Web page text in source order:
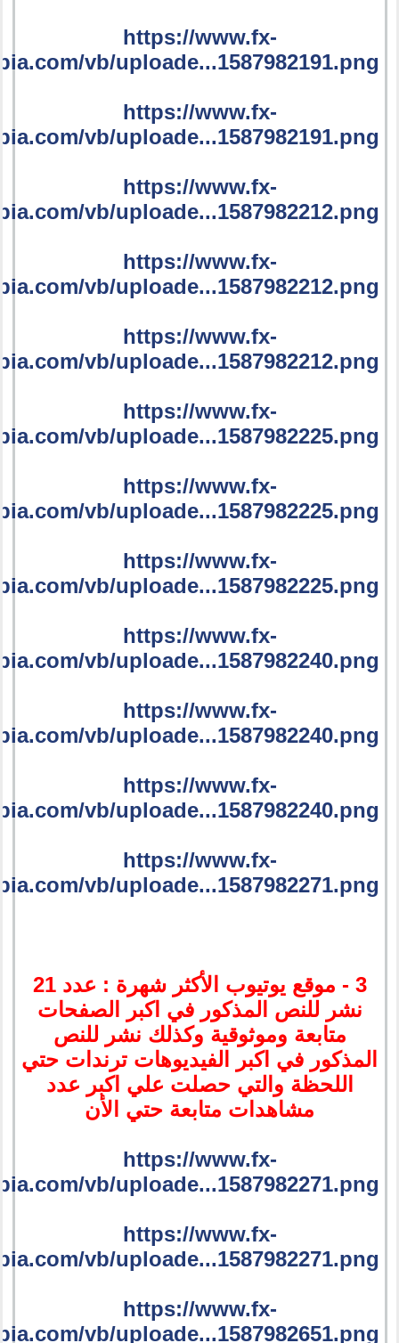
https://www.fx-
vb/uploade...1587982191.png
https://www.fx-
vb/uploade...1587982191.png
https://www.fx-
vb/uploade...1587982212.png
https://www.fx-
vb/uploade...1587982212.png
https://www.fx-
vb/uploade...1587982212.png
https://www.fx-
vb/uploade...1587982225.png
https://www.fx-
vb/uploade...1587982225.png
https://www.fx-
vb/uploade...1587982225.png
https://www.fx-
vb/uploade...1587982240.png
https://www.fx-
vb/uploade...1587982240.png
https://www.fx-
vb/uploade...1587982240.png
https://www.fx-
vb/uploade...1587982271.png
3 - موقع يوتيوب الأكثر شهرة : عدد 21
نشر للنص المذكور في اكبر الصفحات
متابعة وموثوقية وكذلك نشر للنص
المذكور في اكبر الفيديوهات ترندات حتي
اللحظة والتي حصلت علي اكبر عدد
مشاهدات متابعة حتي الأن
https://www.fx-
vb/uploade...1587982271.png
https://www.fx-
vb/uploade...1587982271.png
https://www.fx-
vb/uploade...1587982651.png